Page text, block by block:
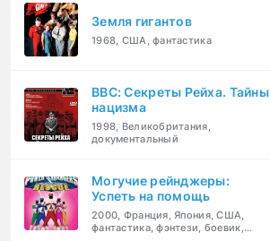
Земля гигантов
1968, США, фантастика
BBC: Секреты Рейха. Тайны
нацизма
1998, Великобритания,
документальный
Могучие рейнджеры:
Успеть на помощь
2000, Франция, Япония, США,
фантастика, фэнтези, боевик,